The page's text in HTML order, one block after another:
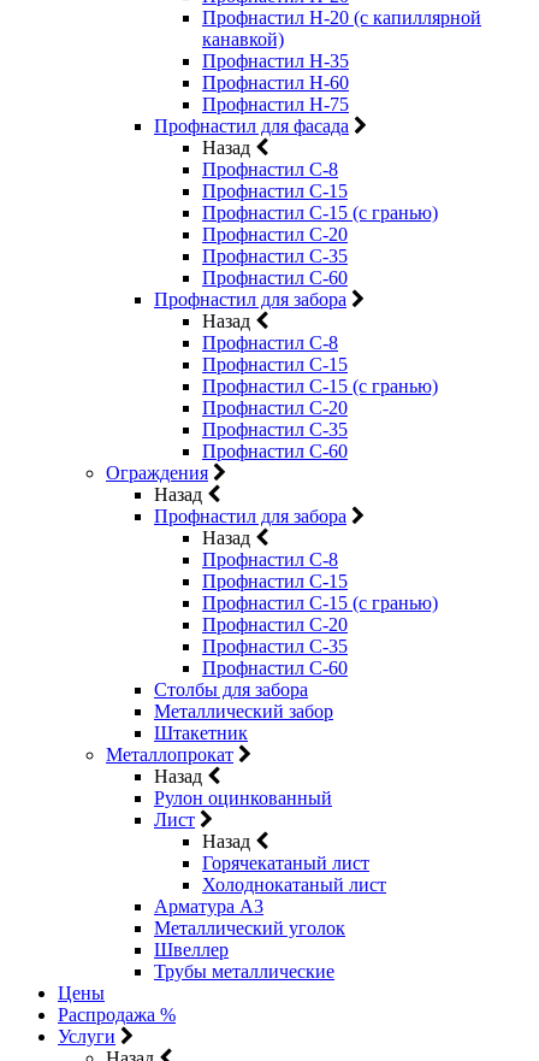
Профнастил Н-20 (с капиллярной
канавкой)
Профнастил Н-35
Профнастил Н-60
Профнастил Н-75
Профнастил для фасада
Назад
Профнастил С-8
Профнастил С-15
Профнастил С-15 (с гранью)
Профнастил С-20
Профнастил С-35
Профнастил С-60
Профнастил для забора
Назад
Профнастил С-8
Профнастил С-15
Профнастил С-15 (с гранью)
Профнастил С-20
Профнастил С-35
Профнастил С-60
Ограждения
Назад
Профнастил для забора
Назад
Профнастил С-8
Профнастил С-15
Профнастил С-15 (с гранью)
Профнастил С-20
Профнастил С-35
Профнастил С-60
Столбы для забора
Металлический забор
Штакетник
Металлопрокат
Назад
Рулон оцинкованный
Лист
Назад
Горячекатаный лист
Холоднокатаный лист
Арматура А3
Металлический уголок
Швеллер
Трубы металлические
Цены
Распродажа %
Услуги